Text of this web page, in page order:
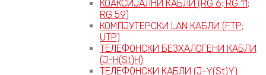
КОАКСИЈАЛНИ КАБЛИ (RG 6; RG 11;
RG 59)
КОМПЈУТЕРСКИ LAN КАБЛИ (FTP;
UTP)
ТЕЛЕФОНСКИ БЕЗХАЛОГЕНИ КАБЛИ
(J-H(St)H)
ТЕЛЕФОНСКИ КАБЛИ (J-Y(St)Y)